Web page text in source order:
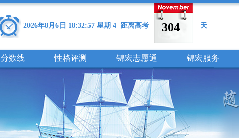
2026年8月6日 18:32:58 星期 4 距离高考 304 天
分数线 性格评测 锦宏志愿通 锦宏服务